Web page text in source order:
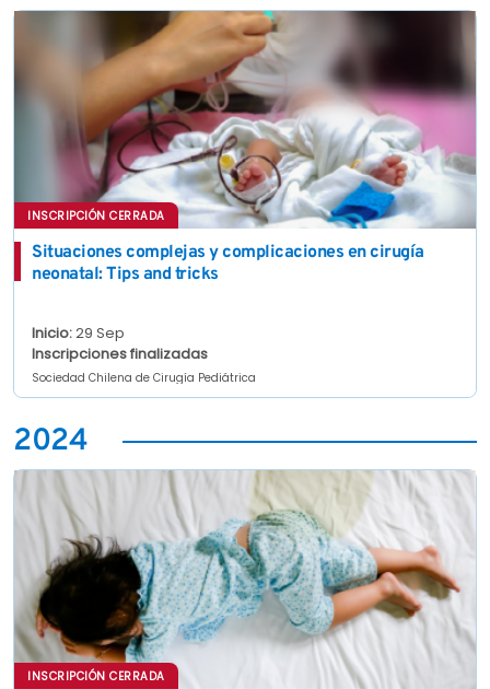
INSCRIPCIÓN CERRADA
Situaciones complejas y complicaciones en cirugía
neonatal: Tips and tricks
Inicio:29 Sep
Inscripciones finalizadas
Sociedad Chilena de Cirugía Pediátrica
2024
INSCRIPCIÓN CERRADA